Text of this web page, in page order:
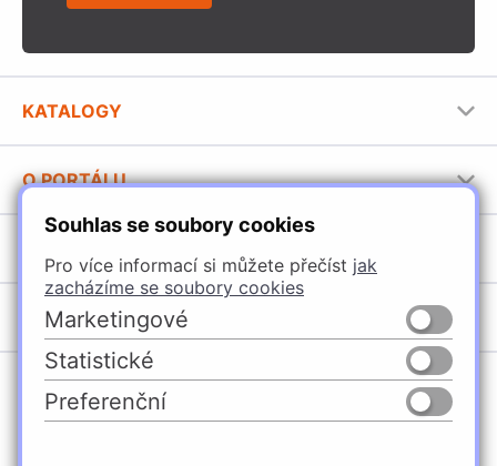
Souhlas se soubory cookies
Pro více informací si můžete přečíst jak
zacházíme se soubory cookies
Marketingové
Statistické
Preferenční
KATALOGY
Stavební katalog Häfele
Brožury Häfele
O PORTÁLU
Provozovatel portálu
Jak používat portál
Úchytky
Nábytkové kování
Vybavení kuchyní
Osvětlení a elektro
POBOČKY
Domašín
Vyškov